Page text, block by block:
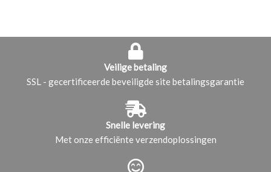
Veilige betaling
SSL - gecertificeerde beveiligde site betalingsgarantie
Snelle levering
Met onze efficiënte verzendoplossingen